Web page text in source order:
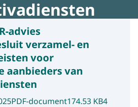
advies
verzamel- en
voor
aanbieders van
PDF-document174.53 KB4